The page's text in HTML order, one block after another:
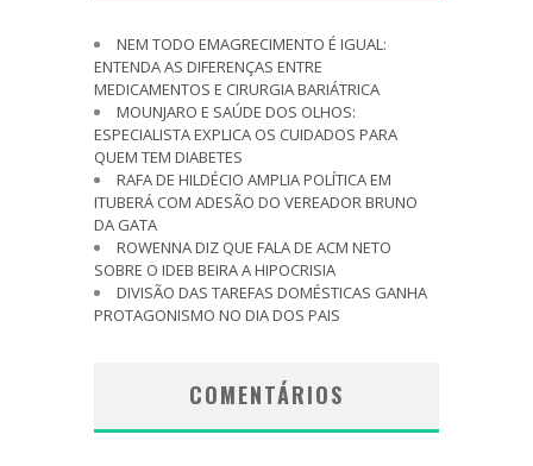
NEM TODO EMAGRECIMENTO É IGUAL:
ENTENDA AS DIFERENÇAS ENTRE
MEDICAMENTOS E CIRURGIA BARIÁTRICA
MOUNJARO E SAÚDE DOS OLHOS:
ESPECIALISTA EXPLICA OS CUIDADOS PARA
QUEM TEM DIABETES
RAFA DE HILDÉCIO AMPLIA POLÍTICA EM
ITUBERÁ COM ADESÃO DO VEREADOR BRUNO
DA GATA
ROWENNA DIZ QUE FALA DE ACM NETO
SOBRE O IDEB BEIRA A HIPOCRISIA
DIVISÃO DAS TAREFAS DOMÉSTICAS GANHA
PROTAGONISMO NO DIA DOS PAIS
COMENTÁRIOS